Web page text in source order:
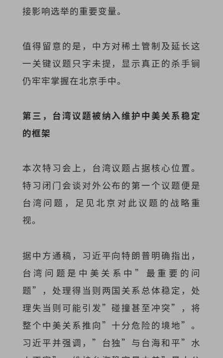
接影响选举的重要变量。
值得留意的是，中方对稀土管制及延长这
一关键议题只字未提，显示真正的杀手锏
仍牢牢掌握在北京手中。
第三，台湾议题被纳入维护中美关系稳定
的框架
本次特习会上，台湾议题占据核心位置。
特习闭门会谈对外公布的第一个议题便是
台湾问题，足见北京对此议题的战略重
视。
据中方通稿，习近平向特朗普明确指出，
台湾问题是中美关系中”最重要的问
题”，处理得当则两国关系总体稳定，处
理失当则可能引发”碰撞甚至冲突”，将
整个中美关系推向”十分危险的境地”。
习近平并强调，”台独”与台海和平”水